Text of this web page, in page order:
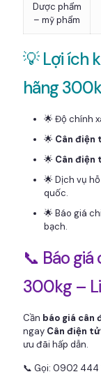
Dược phẩm
– mỹ phẩm
💡 Lợi ích
hãng
🌟 Độ chính
🌟 Cân điện
🌟 Cân điện
🌟 Dịch vụ
quốc.
🌟 Báo giá
bạch.
📞 Báo
300kg –
Cần báo giá cân
ngay Cân điện
ưu đãi hấp dẫn.
📞 Gọi: 0902 444